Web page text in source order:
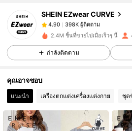
SHEIN EZwear CURVE
4.90
398K ผู้ติดตาม
k***bจ่าย1 วันที่ผ่านมา
4.90 398K ผู้ติดตาม
398K ผู้ติดตาม
2.4M ชิ้นที่ขายไปเมื่อเร็วๆ นี้
กำลังติดตาม
คุณอาจชอบ
แนะนำ เครื่องตกแต่งเครื่องแต่งกาย ชุด